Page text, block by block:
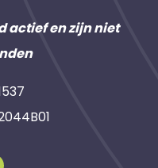
actief en zijn niet